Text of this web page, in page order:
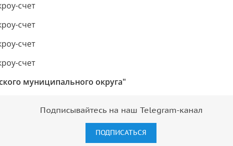
муниципального округа"
Подписывайтесь на наш Telegram-канал
ПОДПИСАТЬСЯ